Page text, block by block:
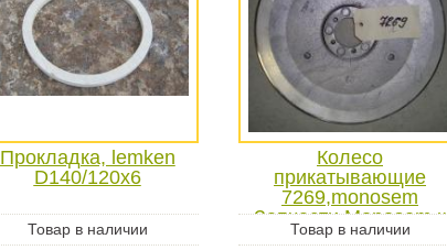
Прокладка, lemken
D140/120x6
Товар в наличии
Колесо
прикатывающие
7269,monosem
Запчасти Monosem к
севалкам точного
Товар в наличии